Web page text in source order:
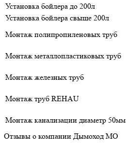
Установка бойлера до 200л
Установка бойлера свыше 200л
Монтаж полипропиленовых труб
Монтаж металлопластиковых труб
Монтаж железных труб
Монтаж труб REHAU
Монтаж канализации диаметр 50мм
Отзывы о компании Дымоход МО